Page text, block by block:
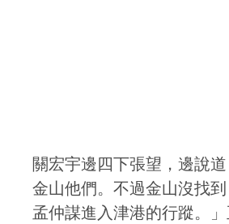
關宏宇邊四下張望，邊說
金山他們。不過金山沒找
孟仲謀進入津港的行蹤。